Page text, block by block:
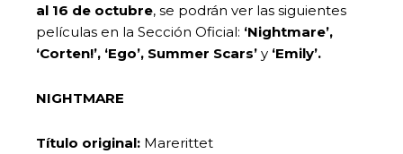
al 16 de octubre, se podrán ver las siguientes
películas en la Sección Oficial: ‘Nightmare’,
‘Corten!’, ‘Ego’, Summer Scars’ y ‘Emily’.
NIGHTMARE
Título original: Marerittet